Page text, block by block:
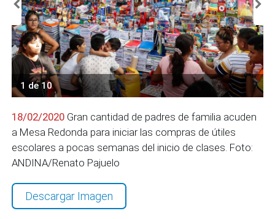
1 de 10
18/02/2020 Gran cantidad de padres de familia acuden
a Mesa Redonda para iniciar las compras de útiles
escolares a pocas semanas del inicio de clases. Foto:
ANDINA/Renato Pajuelo
Descargar Imagen